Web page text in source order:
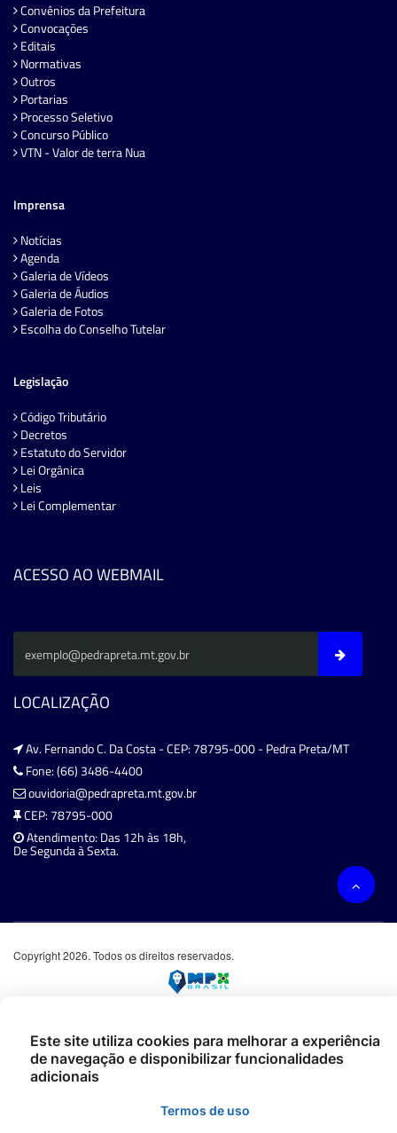
Convênios da Prefeitura
Convocações
Editais
Normativas
Outros
Portarias
Processo Seletivo
Concurso Público
VTN - Valor de terra Nua
Imprensa
Notícias
Agenda
Galeria de Vídeos
Galeria de Áudios
Galeria de Fotos
Escolha do Conselho Tutelar
Legislação
Código Tributário
Decretos
Estatuto do Servidor
Lei Orgânica
Leis
Lei Complementar
ACESSO AO WEBMAIL
LOCALIZAÇÃO
Av. Fernando C. Da Costa - CEP: 78795-000 - Pedra Preta/MT
Fone: (66) 3486-4400
ouvidoria@pedrapreta.mt.gov.br
CEP: 78795-000
Atendimento: Das 12h às 18h,
De Segunda à Sexta.
Copyright 2026. Todos os direitos reservados.
Este site utiliza cookies para melhorar a experiência
de navegação e disponibilizar funcionalidades
adicionais
Termos de uso